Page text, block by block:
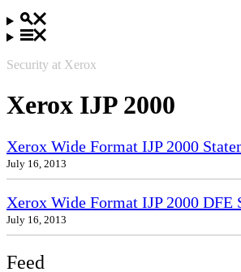
Security at Xerox
Xerox IJP 2000
Xerox Wide Format IJP 2000
July 16, 2013
Xerox Wide Format IJP 2000
July 16, 2013
Feed